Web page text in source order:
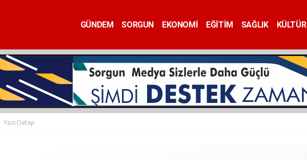
GÜNDEM SORGUN EKONOMİ EĞİTİM SAĞLIK KÜLTÜR
Yazı Detayı